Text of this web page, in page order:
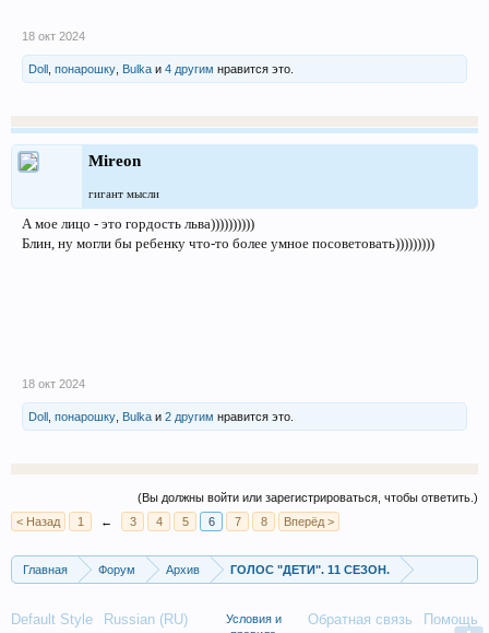
18 окт 2024
Doll понарошку Bulka и 4 другим нравится это.
Mireon
гигант мысли
А мое лицо - это гордость льва))))))))))
Блин, ну могли бы ребенку что-то более умное посоветовать)))))))))
18 окт 2024
Doll понарошку Bulka и 2 другим нравится это.
(Вы должны войти или зарегистрироваться, чтобы ответить.)
< Назад
1 ← 3 4 5 6 7 8 Вперёд >
Главная Форум Архив ГОЛОС "ДЕТИ". 11 СЕЗОН.
Default Style Russian (RU) Обратная связь Помощь
Условия и